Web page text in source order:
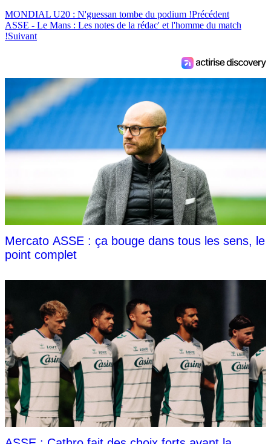
MONDIAL U20 : N'guessan tombe du podium !Précédent
ASSE - Le Mans : Les notes de la rédac' et l'homme du match
!Suivant
Mercato ASSE : ça bouge dans tous les sens, le
point complet